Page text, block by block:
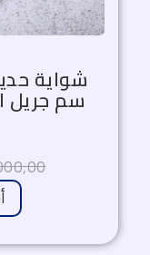
2.000,00
أضف